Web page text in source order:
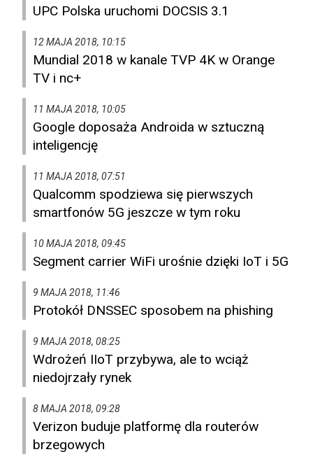
UPC Polska uruchomi DOCSIS 3.1
12 MAJA 2018, 10:15
Mundial 2018 w kanale TVP 4K w Orange
TV i nc+
11 MAJA 2018, 10:05
Google doposaża Androida w sztuczną
inteligencję
11 MAJA 2018, 07:51
Qualcomm spodziewa się pierwszych
smartfonów 5G jeszcze w tym roku
10 MAJA 2018, 09:45
Segment carrier WiFi urośnie dzięki IoT i 5G
9 MAJA 2018, 11:46
Protokół DNSSEC sposobem na phishing
9 MAJA 2018, 08:25
Wdrożeń IIoT przybywa, ale to wciąż
niedojrzały rynek
8 MAJA 2018, 09:28
Verizon buduje platformę dla routerów
brzegowych